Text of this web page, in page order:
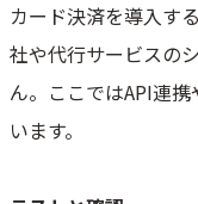
カード決済を導入す
社や代行サービスの
ん。ここではAPI連
います。